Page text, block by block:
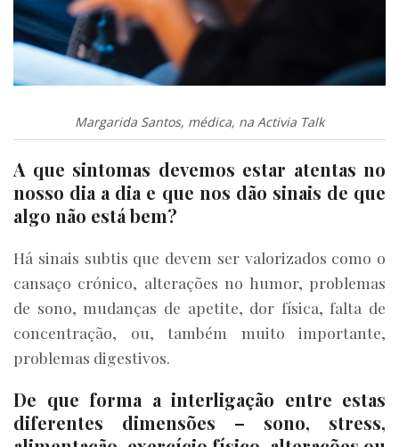
Margarida Santos, médica, na Activia Talk
A que sintomas devemos estar atentas no
nosso dia a dia e que nos dão sinais de que
algo não está bem?
Há sinais subtis que devem ser valorizados como o
cansaço crónico, alterações no humor, problemas
de sono, mudanças de apetite, dor física, falta de
concentração, ou, também muito importante,
problemas digestivos.
De que forma a interligação entre estas
diferentes dimensões – sono, stress,